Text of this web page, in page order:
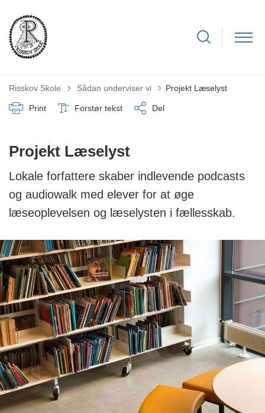
Risskov Skole Tilbage til
Sådan underviser vi Projekt Læselyst
Print Forstør tekst Del
Projekt Læselyst
Lokale forfattere skaber indlevende podcasts
og audiowalk med elever for at øge
læseoplevelsen og læselysten i fællesskab.